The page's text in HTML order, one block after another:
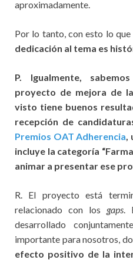
aproximadamente.
Por lo tanto, con esto lo
dedicación al tema es
P. Igualmente,
proyecto de mejora de
visto tiene buenos
recepción de
Premios OAT Adherencia
incluye la categoría
animar a presentar ese
R. El proyecto está
relacionado con los gaps.
desarrollado
importante para nosotros,
efecto positivo de la